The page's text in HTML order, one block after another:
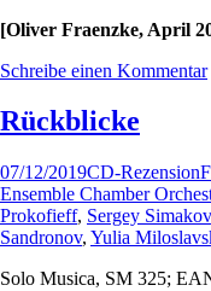
[Oliver Fraenzke, April
Schreibe einen Kommentar
Rückblicke
07/12/2019CD-Rezension
Ensemble Chamber
Prokofieff, Sergey Simakov
Sandronov, Yulia
Solo Musica, SM 325;